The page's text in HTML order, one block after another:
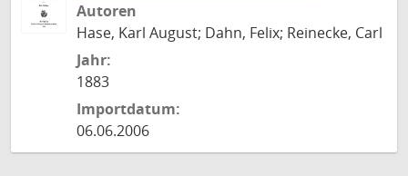
Autoren
Hase, Karl August; Dahn, Felix; Reinecke, Carl
Jahr:
1883
Importdatum:
06.06.2006